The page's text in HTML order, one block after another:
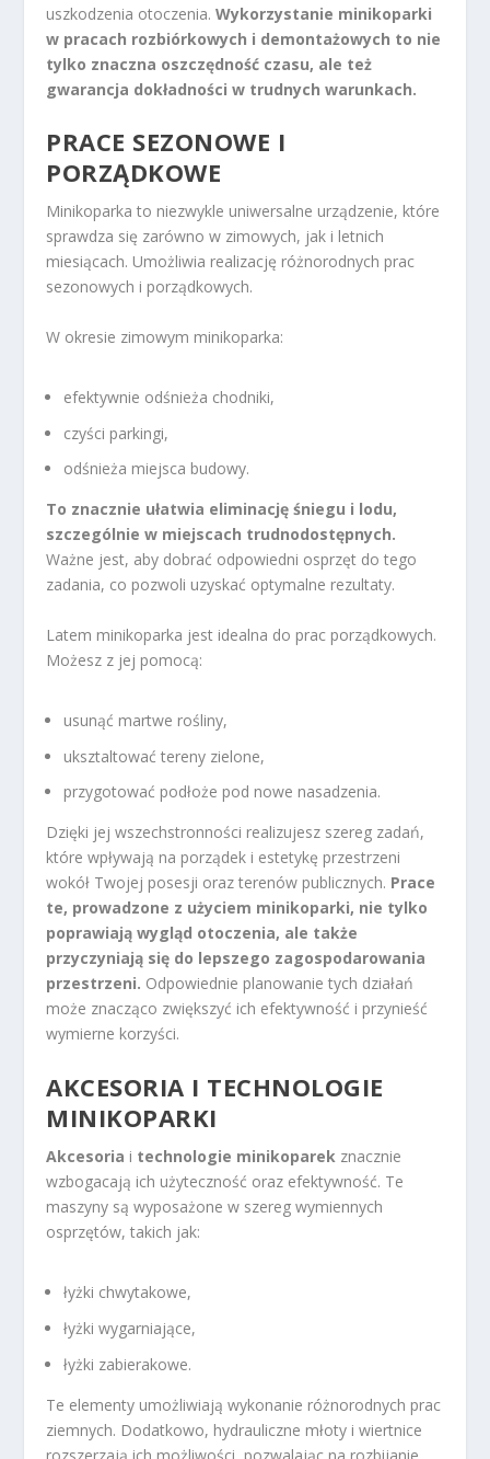
uszkodzenia otoczenia.Wykorzystanie minikoparki
w pracach rozbiórkowych i demontażowych to nie
tylko znaczna oszczędność czasu, ale też
gwarancja dokładności w trudnych warunkach.
PRACE SEZONOWE I
PORZĄDKOWE
Minikoparka to niezwykle uniwersalne urządzenie, które
sprawdza się zarówno w zimowych, jak i letnich
miesiącach. Umożliwia realizację różnorodnych prac
sezonowych i porządkowych.
W okresie zimowym minikoparka:
efektywnie odśnieża chodniki,
czyści parkingi,
odśnieża miejsca budowy.
To znacznie ułatwia eliminację śniegu i lodu,
szczególnie w miejscach trudnodostępnych.
Ważne jest, aby dobrać odpowiedni osprzęt do tego
zadania, co pozwoli uzyskać optymalne rezultaty.
Latem minikoparka jest idealna do prac porządkowych.
Możesz z jej pomocą:
usunąć martwe rośliny,
uksztaltować tereny zielone,
przygotować podłoże pod nowe nasadzenia.
Dzięki jej wszechstronności realizujesz szereg zadań,
które wpływają na porządek i estetykę przestrzeni
wokół Twojej posesji oraz terenów publicznych. Prace
te, prowadzone z użyciem minikoparki, nie tylko
poprawiają wygląd otoczenia, ale także
przyczyniają się do lepszego zagospodarowania
przestrzeni. Odpowiednie planowanie tych działań
może znacząco zwiększyć ich efektywność i przynieść
wymierne korzyści.
AKCESORIA I TECHNOLOGIE
MINIKOPARKI
Akcesoria i technologie minikoparek znacznie
wzbogacają ich użyteczność oraz efektywność. Te
maszyny są wyposażone w szereg wymiennych
osprzętów, takich jak:
łyżki chwytakowe,
łyżki wygarniające,
łyżki zabierakowe.
Te elementy umożliwiają wykonanie różnorodnych prac
ziemnych. Dodatkowo, hydrauliczne młoty i wiertnice
rozszerzają ich możliwości, pozwalając na rozbijanie